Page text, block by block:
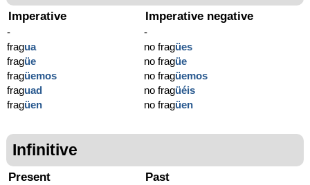
Imperative
-
fragua
fragüe
fragüemos
fraguad
fragüen
Imperative negative
-
no fragües
no fragüe
no fragüemos
no fragüéis
no fragüen
Infinitive
Present Past